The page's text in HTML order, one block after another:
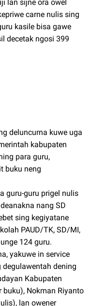
lan sijne ora owel
carne nulis sing
kasile bisa gawe
decetak ngosi 399
deluncurna kuwe uga
kabupaten
para guru,
buku neng
guru-guru prigel nulis
nang SD
sing kegiyatane
PAUD/TK, SD/MI,
124 guru.
yakuwe in service
dening
Kabupaten
Nokman Riyanto
lan owener